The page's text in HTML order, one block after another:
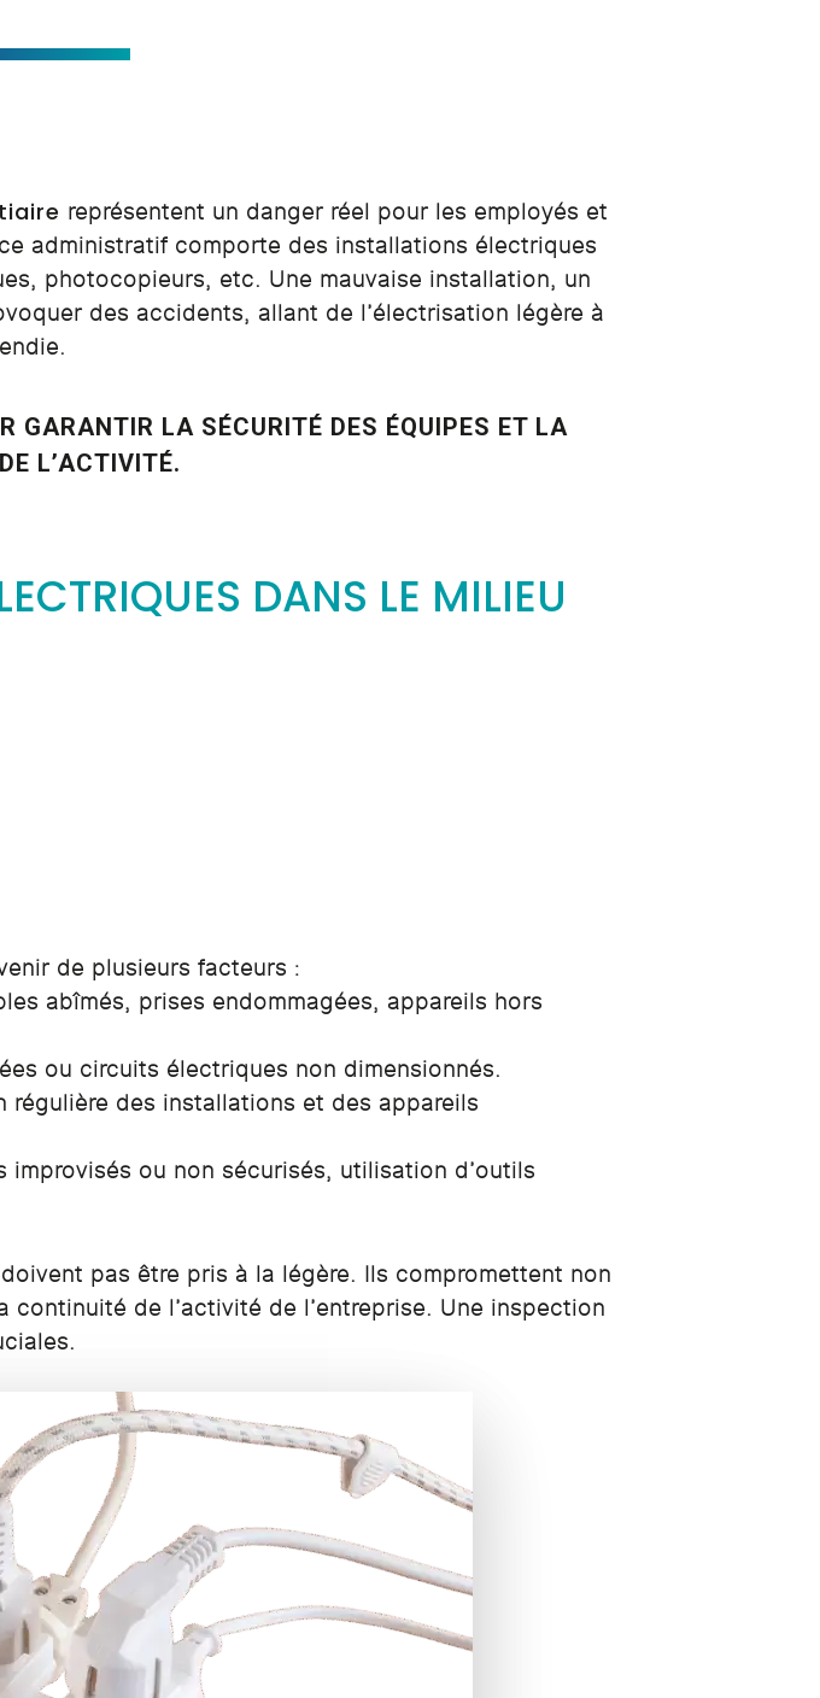
représentent un danger réel pour les employés et
administratif comporte des installations électriques
photocopieurs, etc. Une mauvaise installation, un
des accidents, allant de l’électrisation légère à
GARANTIR LA SÉCURITÉ DES ÉQUIPES ET LA
L’ACTIVITÉ.
DANS LE MILIEU
de plusieurs facteurs :
abîmés, prises endommagées, appareils hors
ou circuits électriques non dimensionnés.
régulière des installations et des appareils
improvisés ou non sécurisés, utilisation d’outils
pas être pris à la légère. Ils compromettent non
de l’activité de l’entreprise. Une inspection